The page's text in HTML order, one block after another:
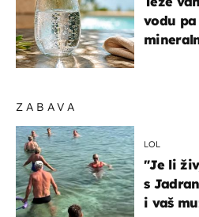
ZABAVA
LOL
"Je li
s
i vaš
vodu pa